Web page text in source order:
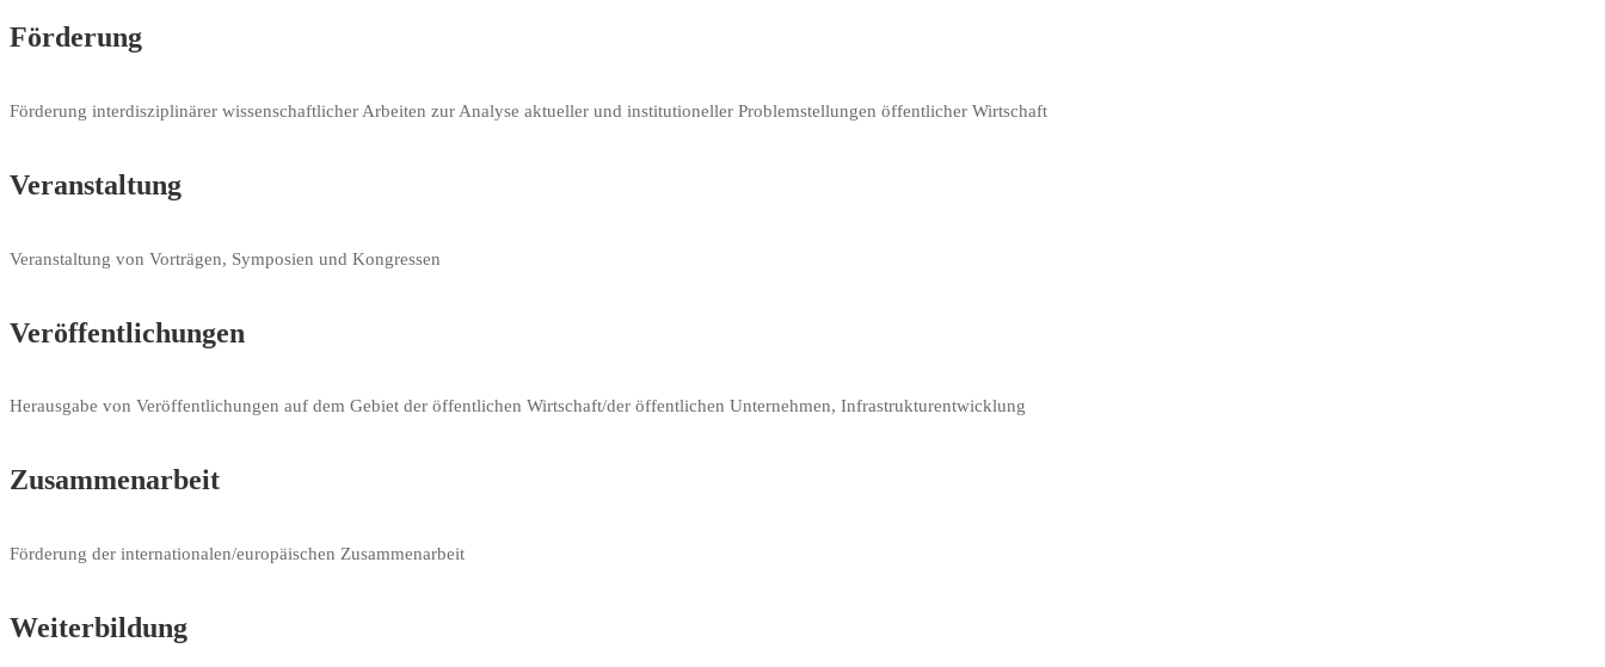
Förderung
Förderung interdisziplinärer wissenschaftlicher Arbeiten zur Analyse aktueller und institutioneller Problemstellungen öffentlicher Wirtschaft
Veranstaltung
Veranstaltung von Vorträgen, Symposien und Kongressen
Veröffentlichungen
Herausgabe von Veröffentlichungen auf dem Gebiet der öffentlichen Wirtschaft/der öffentlichen Unternehmen, Infrastrukturentwicklung
Zusammenarbeit
Förderung der internationalen/europäischen Zusammenarbeit
Weiterbildung